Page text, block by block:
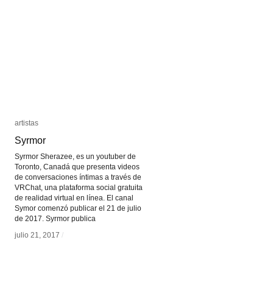
artistas
Syrmor
Syrmor Sherazee, es un youtuber de
Toronto, Canadá que presenta videos
de conversaciones íntimas a través de
VRChat, una plataforma social gratuita
de realidad virtual en línea. El canal
Symor comenzó publicar el 21 de julio
de 2017. Syrmor publica
julio 21, 2017 /
artistas
Syrmor
julio 21, 2017 /